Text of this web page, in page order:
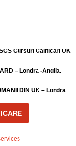
Cursuri Calificari UK
– Londra -Anglia.
DIN UK – Londra